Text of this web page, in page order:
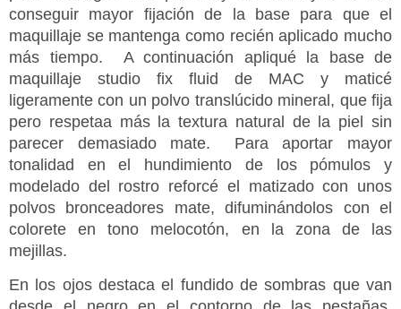
conseguir mayor fijación de la base para que el
maquillaje se mantenga como recién aplicado mucho
más tiempo. A continuación apliqué la base de
maquillaje studio fix fluid de MAC y maticé
ligeramente con un polvo translúcido mineral, que fija
pero respetaa más la textura natural de la piel sin
parecer demasiado mate. Para aportar mayor
tonalidad en el hundimiento de los pómulos y
modelado del rostro reforcé el matizado con unos
polvos bronceadores mate, difuminándolos con el
colorete en tono melocotón, en la zona de las
mejillas.
En los ojos destaca el fundido de sombras que van